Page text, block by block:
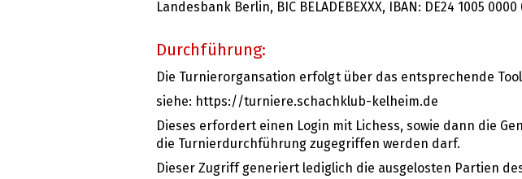
Landesbank Berlin, BIC BELADEBEXXX, IBAN: DE24 1005 0000
Durchführung:
Die Turnierorgansation erfolgt über das entsprechende Tool
siehe: https://turniere.schachklub-kelheim.de
Dieses erfordert einen Login mit Lichess, sowie dann die
die Turnierdurchführung zugegriffen werden darf.
Dieser Zugriff generiert lediglich die ausgelosten Partien